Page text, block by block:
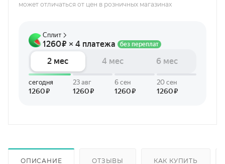
может отличаться от цен в розничных магазинах
ОПИСАНИЕ ОТЗЫВЫ КАК КУПИТЬ